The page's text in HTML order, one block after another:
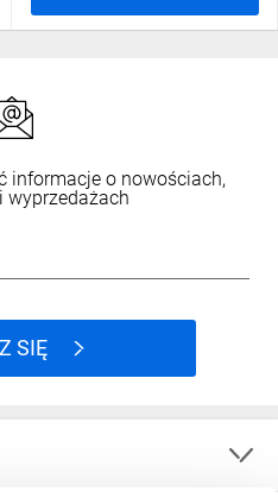
informacje o nowościach,
wyprzedażach
SIĘ